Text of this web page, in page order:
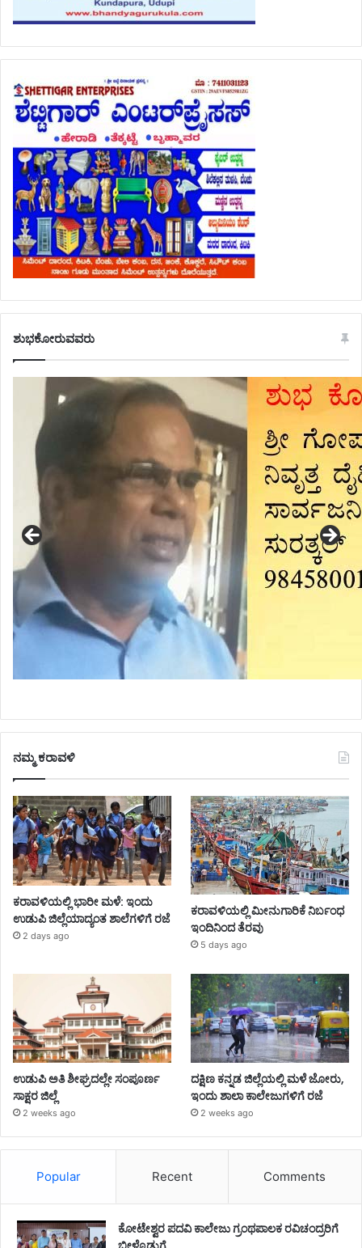
ಶುಭಕೋರುವವರು
ನಮ್ಮ ಕರಾವಳಿ
ಕರಾವಳಿಯಲ್ಲಿ ಭಾರೀ ಮಳೆ: ಇಂದು
ಉಡುಪಿ ಜಿಲ್ಲೆಯಾದ್ಯಂತ ಶಾಲೆಗಳಿಗೆ ರಜೆ
2 days ago
ಕರಾವಳಿಯಲ್ಲಿ ಮೀನುಗಾರಿಕೆ ನಿರ್ಬಂಧ
ಇಂದಿನಿಂದ ತೆರವು
5 days ago
ಉಡುಪಿ ಅತಿ ಶೀಘ್ರದಲ್ಲೇ ಸಂಪೂರ್ಣ
ಸಾಕ್ಷರ ಜಿಲ್ಲೆ
2 weeks ago
ದಕ್ಷಿಣ ಕನ್ನಡ ಜಿಲ್ಲೆಯಲ್ಲಿ ಮಳೆ ಜೋರು,
ಇಂದು ಶಾಲಾ ಕಾಲೇಜುಗಳಿಗೆ ರಜೆ
2 weeks ago
Popular Recent Comments
ಕೋಟೇಶ್ವರ ಪದವಿ ಕಾಲೇಜು ಗ್ರಂಥಪಾಲಕ ರವಿಚಂದ್ರರಿಗೆ